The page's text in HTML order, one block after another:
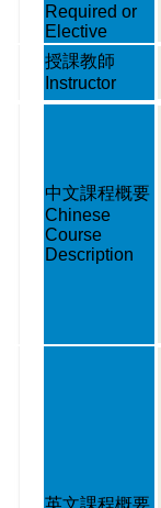
Required or
Elective
授課教師
Instructor
中文課程概要
Chinese
Course
Description
英文課程概要